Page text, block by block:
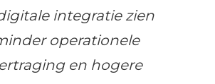
integratie zien
operationele
en hogere